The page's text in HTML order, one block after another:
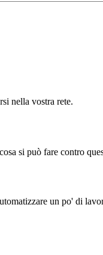
nella vostra rete.
si può fare contro
un po' di